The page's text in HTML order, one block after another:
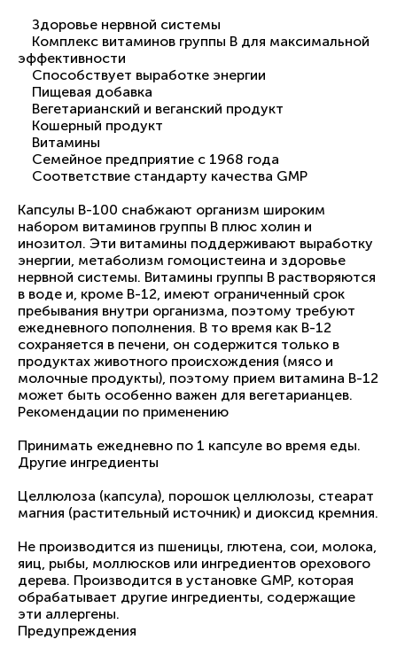
Здоровье нервной системы
Комплекс витаминов группы B для максимальной
эффективности
Способствует выработке энергии
Пищевая добавка
Вегетарианский и веганский продукт
Кошерный продукт
Витамины
Семейное предприятие с 1968 года
Соответствие стандарту качества GMP
Капсулы B-100 снабжают организм широким
набором витаминов группы В плюс холин и
инозитол. Эти витамины поддерживают выработку
энергии, метаболизм гомоцистеина и здоровье
нервной системы. Витамины группы B растворяются
в воде и, кроме B-12, имеют ограниченный срок
пребывания внутри организма, поэтому требуют
ежедневного пополнения. В то время как B-12
сохраняется в печени, он содержится только в
продуктах животного происхождения (мясо и
молочные продукты), поэтому прием витамина B-12
может быть особенно важен для вегетарианцев.
Рекомендации по применению
Принимать ежедневно по 1 капсуле во время еды.
Другие ингредиенты
Целлюлоза (капсула), порошок целлюлозы, стеарат
магния (растительный источник) и диоксид кремния.
Не производится из пшеницы, глютена, сои, молока,
яиц, рыбы, моллюсков или ингредиентов орехового
дерева. Производится в установке GMP, которая
обрабатывает другие ингредиенты, содержащие
эти аллергены.
Предупреждения